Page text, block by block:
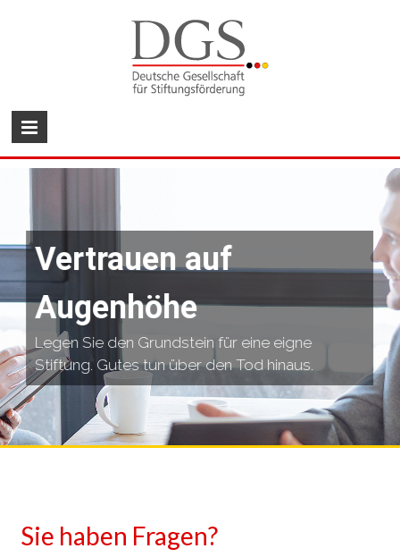
Vertrauen auf
Augenhöhe
Legen Sie den Grundstein für eine eigne
Stiftung. Gutes tun über den Tod hinaus.
Sie haben Fragen?